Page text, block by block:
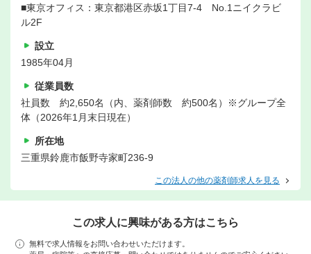
■東京オフィス：東京都港区赤坂1丁目7-4 No.1ニイクラビ
ル2F
設立
1985年04月
従業員数
社員数 約2,650名（内、薬剤師数 約500名）※グループ全
体（2026年1月末日現在）
所在地
三重県鈴鹿市飯野寺家町236-9
この法人の他の薬剤師求人を見る
この求人に興味がある方はこちら
無料で求人情報をお問い合わせいただけます。